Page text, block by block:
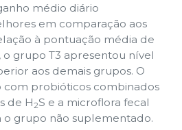
médio diário
em comparação aos
à pontuação média de
grupo T3 apresentou nível
aos demais grupos. O
probióticos combinados
de H2S e a microflora fecal
grupo não suplementado.